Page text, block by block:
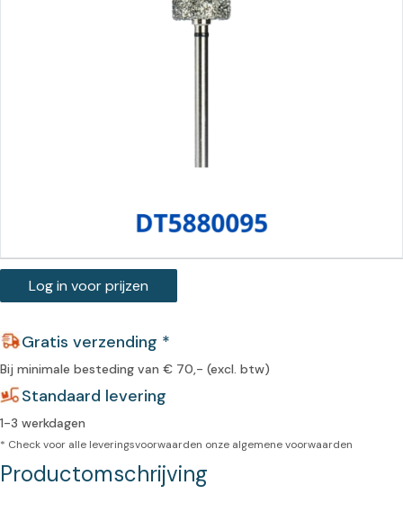
Log in voor prijzen
Gratis verzending *
Bij minimale besteding van € 70,- (excl. btw)
Standaard levering
1-3 werkdagen
* Check voor alle leveringsvoorwaarden onze algemene voorwaarden
Productomschrijving